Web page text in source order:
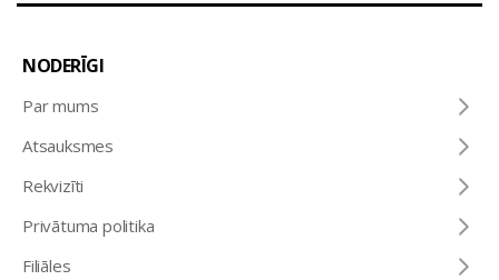
NODERĪGI
Par mums
Atsauksmes
Rekvizīti
Privātuma politika
Filiāles